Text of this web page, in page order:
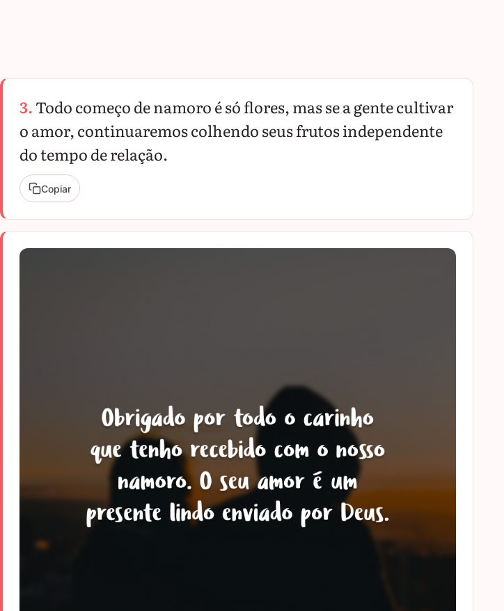
3.Todo começo de namoro é só flores, mas se a gente cultivar
o amor, continuaremos colhendo seus frutos independente
do tempo de relação.
Copiar